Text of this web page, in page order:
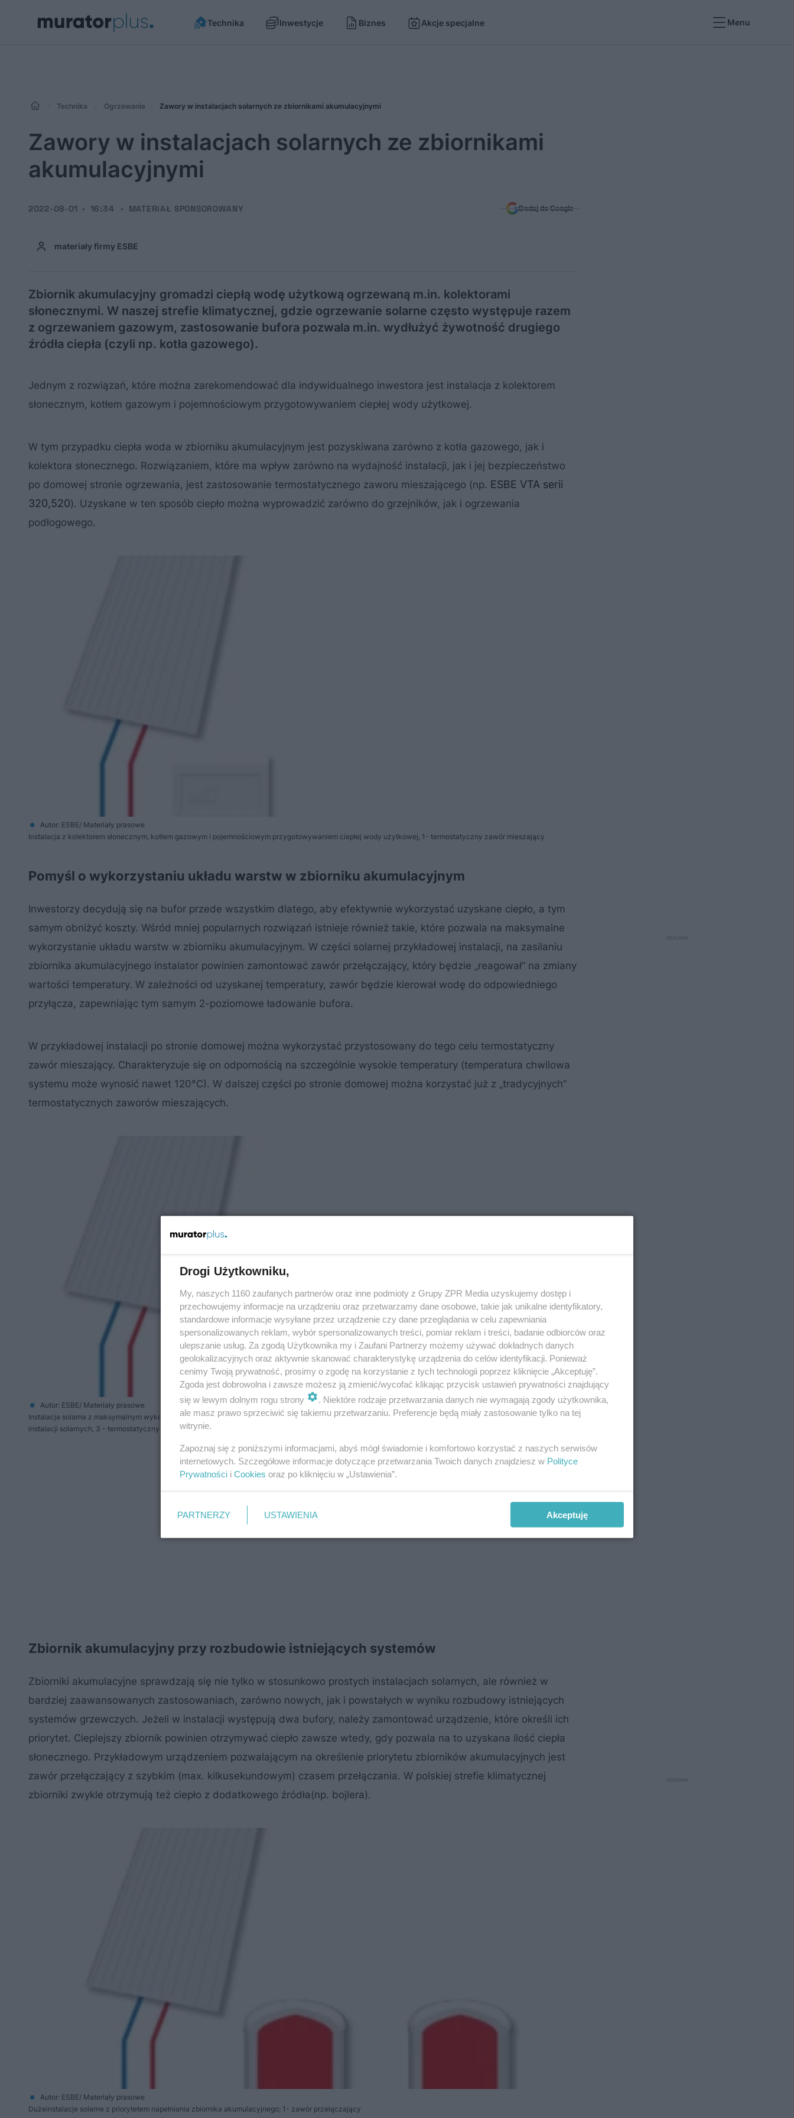
Technika Inwestycje Biznes Akcje specjalne Menu
Technika Ogrzewanie Zawory w instalacjach solarnych ze zbiornikami akumulacyjnymi
Zawory w instalacjach solarnych ze zbiornikami
akumulacyjnymi
materiały firmy ESBE
2022-08-01 16:34 MATERIAŁ SPONSOROWANY Dodaj do Google
Zbiornik akumulacyjny gromadzi ciepłą wodę użytkową ogrzewaną m.in. kolektorami
słonecznymi. W naszej strefie klimatycznej, gdzie ogrzewanie solarne często występuje razem
z ogrzewaniem gazowym, zastosowanie bufora pozwala m.in. wydłużyć żywotność drugiego
źródła ciepła (czyli np. kotła gazowego).
Jednym z rozwiązań, które można zarekomendować dla indywidualnego inwestora jest instalacja z kolektorem
słonecznym, kotłem gazowym i pojemnościowym przygotowywaniem ciepłej wody użytkowej.
W tym przypadku ciepła woda w zbiorniku akumulacyjnym jest pozyskiwana zarówno z kotła gazowego, jak i
kolektora słonecznego. Rozwiązaniem, które ma wpływ zarówno na wydajność instalacji, jak i jej bezpieczeństwo
po domowej stronie ogrzewania, jest zastosowanie termostatycznego zaworu mieszającego (np. ESBE VTA serii
320,520). Uzyskane w ten sposób ciepło można wyprowadzić zarówno do grzejników, jak i ogrzewania
podłogowego.
Autor: ESBE/ Materiały prasowe
Instalacja z kolektorem słonecznym, kotłem gazowym i pojemnościowym przygotowywaniem ciepłej wody użytkowej, 1- termostatyczny zawór mieszający
Pomyśl o wykorzystaniu układu warstw w zbiorniku akumulacyjnym
Inwestorzy decydują się na bufor przede wszystkim dlatego, aby efektywnie wykorzystać uzyskane ciepło, a tym
samym obniżyć koszty. Wśród mniej popularnych rozwiązań istnieje również takie, które pozwala na maksymalne
wykorzystanie układu warstw w zbiorniku akumulacyjnym. W części solarnej przykładowej instalacji, na zasilaniu
zbiornika akumulacyjnego instalator powinien zamontować zawór przełączający, który będzie „reagował” na zmiany
wartości temperatury. W zależności od uzyskanej temperatury, zawór będzie kierował wodę do odpowiedniego
przyłącza, zapewniając tym samym 2-poziomowe ładowanie bufora.
W przykładowej instalacji po stronie domowej można wykorzystać przystosowany do tego celu termostatyczny
zawór mieszający. Charakteryzuje się on odpornością na szczególnie wysokie temperatury (temperatura chwilowa
systemu może wynosić nawet 120°C). W dalszej części po stronie domowej można korzystać już z „tradycyjnych”
termostatycznych zaworów mieszających.
Autor: ESBE/ Materiały prasowe
Instalacja solarna z maksymalnym wykorzystaniem układu warstw w zbiorniku akumulacyjnym; 1 - zawór przełączający, 2 - termostatyczny zawór mieszający dla
instalacji solarnych, 3 - termostatyczny zawór mieszający
Zbiornik akumulacyjny przy rozbudowie istniejących systemów
Zbiorniki akumulacyjne sprawdzają się nie tylko w stosunkowo prostych instalacjach solarnych, ale również w
bardziej zaawansowanych zastosowaniach, zarówno nowych, jak i powstałych w wyniku rozbudowy istniejących
systemów grzewczych. Jeżeli w instalacji występują dwa bufory, należy zamontować urządzenie, które określi ich
priorytet. Cieplejszy zbiornik powinien otrzymywać ciepło zawsze wtedy, gdy pozwala na to uzyskana ilość ciepła
słonecznego. Przykładowym urządzeniem pozwalającym na określenie priorytetu zbiorników akumulacyjnych jest
zawór przełączający z szybkim (max. kilkusekundowym) czasem przełączania. W polskiej strefie klimatycznej
zbiorniki zwykle otrzymują też ciepło z dodatkowego źródła(np. bojlera).
Autor: ESBE/ Materiały prasowe
Dużeinstalacje solarne z priorytetem napełniania zbiornika akumulacyjnego; 1- zawór przełączający
Drogi Użytkowniku,
My, naszych 1160 zaufanych partnerów oraz inne podmioty z Grupy ZPR Media uzyskujemy dostęp i
przechowujemy informacje na urządzeniu oraz przetwarzamy dane osobowe, takie jak unikalne identyfikatory,
standardowe informacje wysyłane przez urządzenie czy dane przeglądania w celu zapewniania
spersonalizowanych reklam, wybór spersonalizowanych treści, pomiar reklam i treści, badanie odbiorców oraz
ulepszanie usług. Za zgodą Użytkownika my i Zaufani Partnerzy możemy używać dokładnych danych
geolokalizacyjnych oraz aktywnie skanować charakterystykę urządzenia do celów identyfikacji. Ponieważ
cenimy Twoją prywatność, prosimy o zgodę na korzystanie z tych technologii poprzez kliknięcie „Akceptuję”.
Zgoda jest dobrowolna i zawsze możesz ją zmienić/wycofać klikając przycisk ustawień prywatności znajdujący
się w lewym dolnym rogu strony
. Niektóre rodzaje przetwarzania danych nie wymagają zgody użytkownika,
ale masz prawo sprzeciwić się takiemu przetwarzaniu. Preferencje będą miały zastosowanie tylko na tej
witrynie.
Zapoznaj się z poniższymi informacjami, abyś mógł świadomie i komfortowo korzystać z naszych serwisów
internetowych. Szczegółowe informacje dotyczące przetwarzania Twoich danych znajdziesz w Polityce
Prywatności i Cookies oraz po kliknięciu w „Ustawienia”.
PARTNERZY USTAWIENIA Akceptuję